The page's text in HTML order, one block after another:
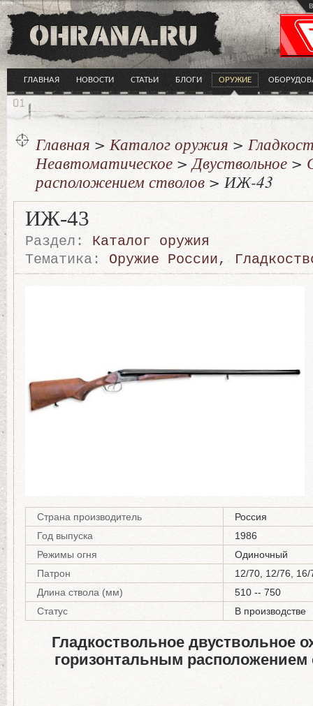
ГЛАВНАЯ НОВОСТИ СТАТЬИ БЛОГИ ОРУЖИЕ
Главная > Каталог оружия >
Неавтоматическое > Двуствольное >
расположением стволов > ИЖ-43
ИЖ-43
Раздел:
Каталог оружия
Тематика: Оружие России,
Страна производитель
Россия
Год выпуска
1986
Режимы огня
Одиночный
Патрон
12/70, 12/76,
Длина ствола (мм)
510 -- 750
Статус
В производстве
Гладкоствольное двуствольное
горизонтальным